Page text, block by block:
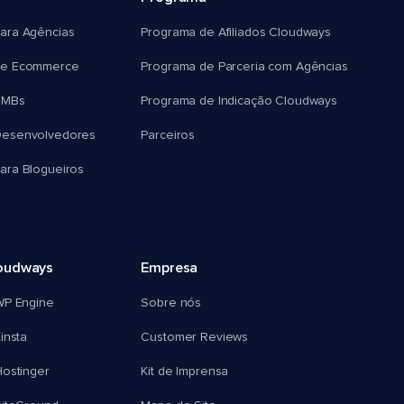
Agências
Ecommerce
Blogueiros
Programa de Afiliados Cloudways
Programa de Parceria com Agências
Programa de Indicação Cloudways
Parceiros
Engine
Empresa
Sobre nós
Customer Reviews
Kit de Imprensa